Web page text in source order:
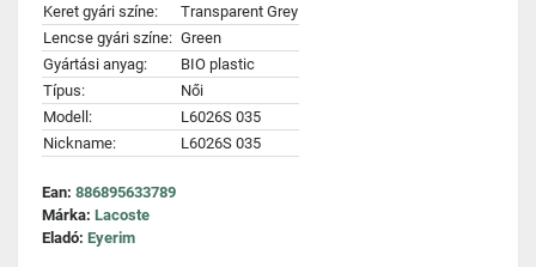
Keret gyári színe:
Transparent Grey
Lencse gyári színe: Green
Gyártási anyag:
BIO plastic
Típus:
Női
Modell:
L6026S 035
Nickname:
L6026S 035
Ean: 886895633789
Márka: Lacoste
Eladó: Eyerim